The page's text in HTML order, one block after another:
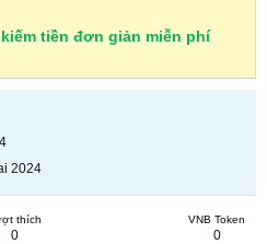
tiền đơn giản miễn phí
2024
thích
0
VNB Token
0